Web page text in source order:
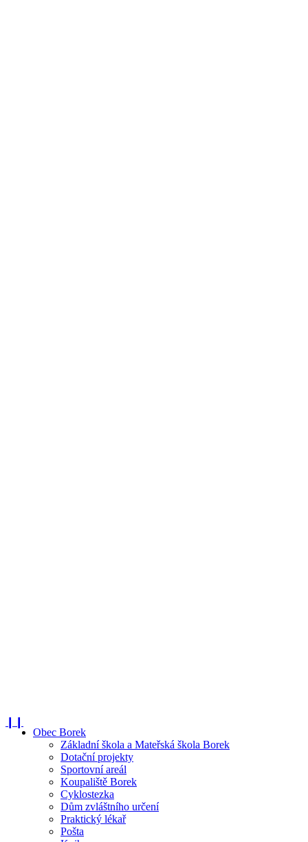
Obec Borek
Základní škola a Mateřská škola Borek
Dotační projekty
Sportovní areál
Koupaliště Borek
Cyklostezka
Dům zvláštního určení
Praktický lékař
Pošta